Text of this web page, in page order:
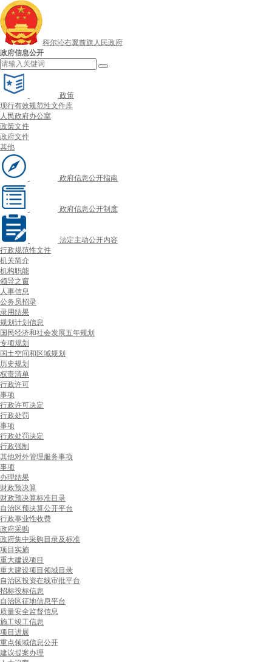
科尔沁右翼前旗人民政府
政府信息公开
政策
现行有效规范性文件库
人民政府办公室
政策文件
政府文件
其他
政府信息公开指南
政府信息公开制度
法定主动公开内容
行政规范性文件
机关简介
机构职能
领导之窗
人事信息
公务员招录
录用结果
规划计划信息
国民经济和社会发展五年规划
专项规划
国土空间和区域规划
历史规划
权责清单
行政许可
事项
行政许可决定
行政处罚
事项
行政处罚决定
行政强制
其他对外管理服务事项
事项
办理结果
财政预决算
财政预决算标准目录
自治区预决算公开平台
行政事业性收费
政府采购
政府集中采购目录及标准
项目实施
重大建设项目
重大建设项目领域目录
自治区投资在线审批平台
招标投标信息
自治区征地信息平台
质量安全监督信息
施工竣工信息
项目进展
重点领域信息公开
建议提案办理